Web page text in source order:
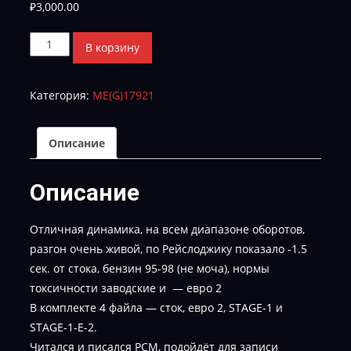
₽3,000.00
Количество
товара
1S506Q000C0A-
и
1-
2
В корзину
Категория: МE(G)17921
Описание
Описание
Отличная динамика, на всем диапазоне оборотов,
разгон очень живой, по Рейслоджику показало -1.5
сек. от стока, бензин 95-98 (не моча), нормы
токсичности заводские и — евро 2
В комплекте 4 файла — сток, евро 2, STAGE-1 и
STAGE-1-E-2.
Читался и писался РСМ, подойдёт для записи